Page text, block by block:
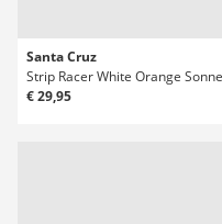
Santa Cruz
€ 29,95